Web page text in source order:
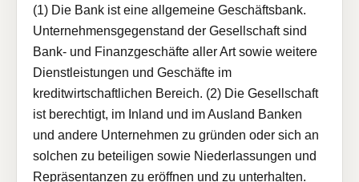
(1) Die Bank ist eine allgemeine Geschäftsbank.
Unternehmensgegenstand der Gesellschaft sind
Bank- und Finanzgeschäfte aller Art sowie weitere
Dienstleistungen und Geschäfte im
kreditwirtschaftlichen Bereich. (2) Die Gesellschaft
ist berechtigt, im Inland und im Ausland Banken
und andere Unternehmen zu gründen oder sich an
solchen zu beteiligen sowie Niederlassungen und
Repräsentanzen zu eröffnen und zu unterhalten.